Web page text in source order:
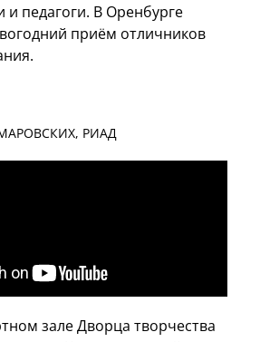
педагоги. В Оренбурге
приём отличников
РИАД
зале Дворца творчества